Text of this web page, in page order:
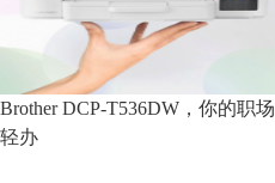
Brother DCP-T536DW，你的职场
轻办